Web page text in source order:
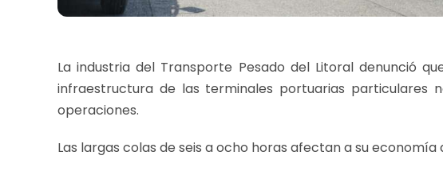
La industria del Transporte Pesado del Litoral denunció
infraestructura de las terminales portuarias particulares
operaciones.
Las largas colas de seis a ocho horas afectan a su economía